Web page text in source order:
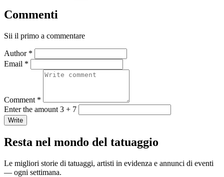
Commenti
Sii il primo a commentare
Author *
Email *
Comment *
Enter the amount 3 + 7
Write
Resta nel mondo del tatuaggio
Le migliori storie di tatuaggi, artisti in evidenza e annunci di eventi
— ogni settimana.